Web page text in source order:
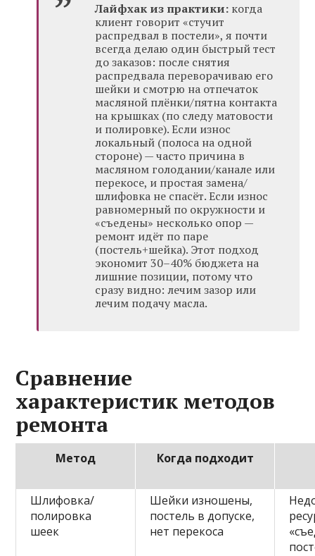
Лайфхак из практики: когда
клиент говорит «стучит
распредвал в постели», я почти
всегда делаю один быстрый тест
до заказов: после снятия
распредвала переворачиваю его
шейки и смотрю на отпечаток
масляной плёнки/пятна контакта
на крышках (по следу матовости
и полировке). Если износ
локальный (полоса на одной
стороне) — часто причина в
масляном голодании/канале или
перекосе, и простая замена/
шлифовка не спасёт. Если износ
равномерный по окружности и
«съедены» несколько опор —
ремонт идёт по паре
(постель+шейка). Этот подход
экономит 30–40% бюджета на
лишние позиции, потому что
сразу видно: лечим зазор или
лечим подачу масла.
Сравнение
характеристик методов
ремонта
Метод Когда подходит
Шлифовка/
полировка
шеек
Шейки изношены,
постель в допуске,
нет перекоса